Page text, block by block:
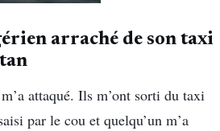
arraché de son taxi
attaqué. Ils m’ont sorti du taxi
par le cou et quelqu’un m’a